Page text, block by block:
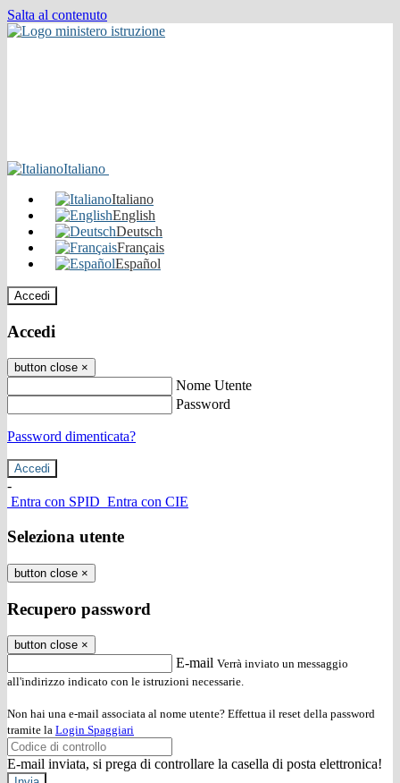
Salta al contenuto
Italiano
Italiano
English
Deutsch
Français
Español
Accedi
Accedi
button close ×
Nome Utente
Password
Password dimenticata?
-
Entra con SPID Entra con CIE
Seleziona utente
button close ×
Recupero password
button close ×
E-mail Verrà inviato un messaggio
all'indirizzo indicato con le istruzioni necessarie.
Non hai una e-mail associata al nome utente? Effettua il reset della password
tramite la Login Spaggiari
E-mail inviata, si prega di controllare la casella di posta elettronica!